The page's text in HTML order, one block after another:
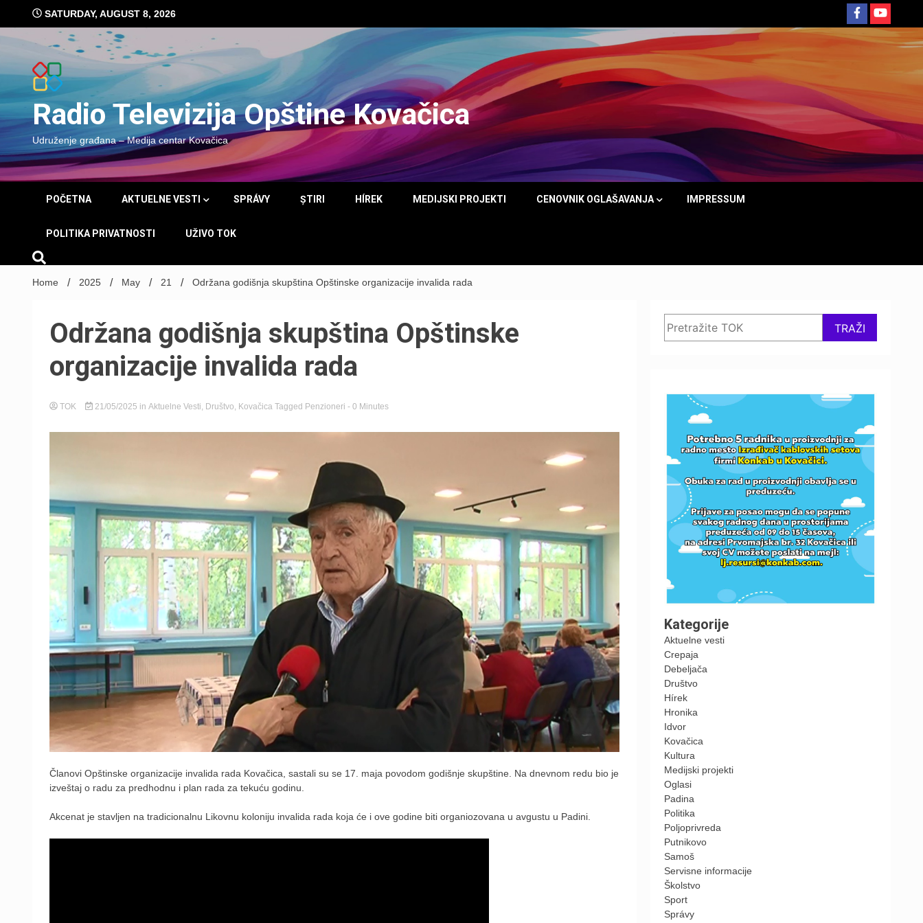
content
SATURDAY, AUGUST 8, 2026
Radio Televizija Opštine Kovačica
Udruženje građana – Medija centar Kovačica
POČETNA AKTUELNE VESTI SPRÁVY ȘTIRI HÍREK MEDIJSKI PROJEKTI CENOVNIK OGLAŠAVANJA IMPRESSUM
POLITIKA PRIVATNOSTI UŽIVO TOK
Home 2025 May 21 Održana godišnja skupština Opštinske organizacije invalida rada
Održana godišnja skupština Opštinske
organizacije invalida rada
TOK 21/05/2025 in Aktuelne Vesti Društvo Kovačica Tagged Penzioneri - 0 Minutes
Članovi Opštinske organizacije invalida rada Kovačica, sastali su se 17. maja povodom godišnje skupštine. Na dnevnom redu bio je
izveštaj o radu za predhodnu i plan rada za tekuću godinu.
Akcenat je stavljen na tradicionalnu Likovnu koloniju invalida rada koja će i ove godine biti organiozovana u avgustu u Padini.
TRAŽI
Kategorije
Aktuelne vesti
Crepaja
Debeljača
Društvo
Hírek
Hronika
Idvor
Kovačica
Kultura
Medijski projekti
Oglasi
Padina
Politika
Poljoprivreda
Putnikovo
Samoš
Servisne informacije
Školstvo
Sport
Správy